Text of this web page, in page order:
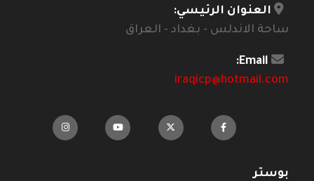
العنوان الرئيسي:
ساحة الاندلس - بغداد - العراق
Email:
iraqicp@hotmail.com
بوستر